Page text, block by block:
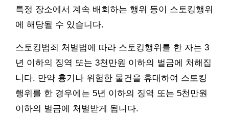
특정 장소에서 계속 배회하는 행위 등이 스토킹행위
에 해당될 수 있습니다.
스토킹범죄 처벌법에 따라 스토킹행위를 한 자는 3
년 이하의 징역 또는 3천만원 이하의 벌금에 처해집
니다. 만약 흉기나 위험한 물건을 휴대하여 스토킹
행위를 한 경우에는 5년 이하의 징역 또는 5천만원
이하의 벌금에 처벌받게 됩니다.